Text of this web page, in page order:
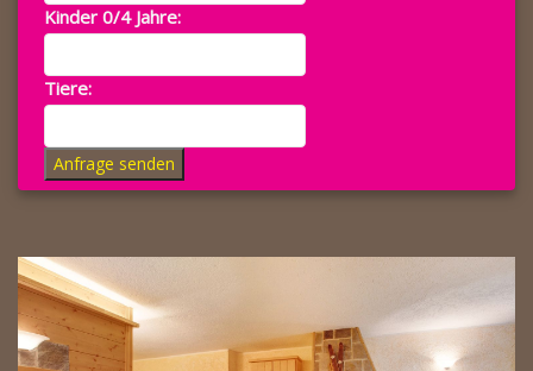
Kinder 0/4 Jahre:
Tiere:
Anfrage senden